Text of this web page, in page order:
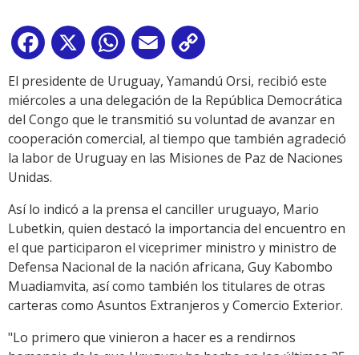
Facebook
X WhatsApp
Email
Link
El presidente de Uruguay, Yamandú Orsi, recibió este
miércoles a una delegación de la República Democrática
del Congo que le transmitió su voluntad de avanzar en
cooperación comercial, al tiempo que también agradeció
la labor de Uruguay en las Misiones de Paz de Naciones
Unidas.
Así lo indicó a la prensa el canciller uruguayo, Mario
Lubetkin, quien destacó la importancia del encuentro en
el que participaron el viceprimer ministro y ministro de
Defensa Nacional de la nación africana, Guy Kabombo
Muadiamvita, así como también los titulares de otras
carteras como Asuntos Extranjeros y Comercio Exterior.
"Lo primero que vinieron a hacer es a rendirnos